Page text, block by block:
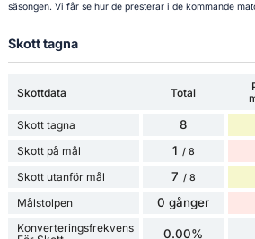
säsongen. Vi får se hur de presterar i de kommande
Skott tagna
Skottdata Total
Skott tagna 8
Skott på mål 1 / 8
Skott utanför mål 7 / 8
Målstolpen 0 gånger
Konverteringsfrekvens
0.00%